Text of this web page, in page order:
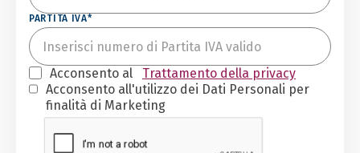
PARTITA IVA*
Acconsento al
Trattamento della privacy
Acconsento all'utilizzo dei Dati Personali per
finalità di Marketing